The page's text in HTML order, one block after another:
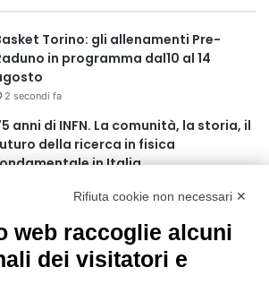
Torino: gli allenamenti Pre-
in programma dal10 al 14
2 secondi fa
anni di INFN. La comunità, la storia, il
della ricerca in fisica
in Italia
pieno della stagione turistica
4 ore fa
Rifiuta cookie non necessari ✕
web raccoglie alcuni
dei visitatori e